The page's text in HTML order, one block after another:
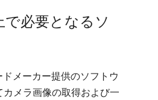
必要となるソ
メーカー提供のソフトウ
メラ画像の取得および一